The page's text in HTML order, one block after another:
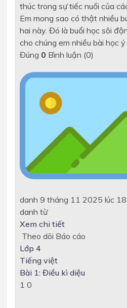
thúc trong sự tiếc nuối của
Em mong sao có thật nhiều
hai này. Đó là buổi học sôi
cho chúng em nhiều bài học
Đúng 0 Bình luận (0)
danh 9 tháng 11 2025 lúc
danh từ
Xem chi tiết
Theo dõi Báo cáo
Lớp 4
Tiếng việt
Bài 1: Điều kì diệu
1 0